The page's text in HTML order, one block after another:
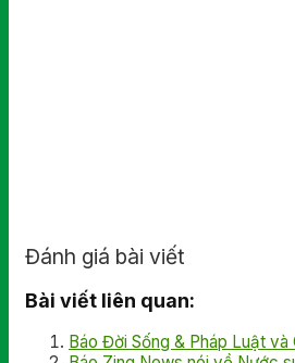
Đánh giá bài viết
Bài viết liên quan:
Báo Đời Sống & Pháp Luật